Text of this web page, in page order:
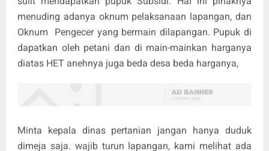
menuding adanya oknum pelaksanaan lapangan, dan
Oknum
Pengecer yang bermain dilapangan. Pupuk di
dapatkan oleh petani dan di main-mainkan harganya
diatas HET anehnya juga beda desa beda harganya,
Minta kepala dinas pertanian jangan hanya duduk
dimeja saja. wajib turun lapangan, kami melihat ada